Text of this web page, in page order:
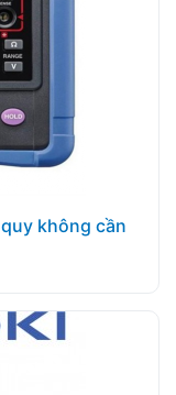
không cần